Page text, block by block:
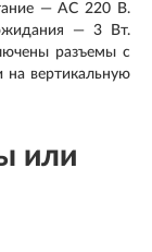
— AC 220 В.
— 3 Вт.
разъемы с
на вертикальную
или